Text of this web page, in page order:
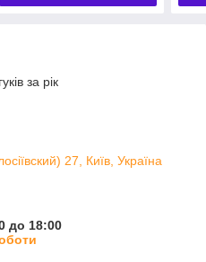
за рік
27, Київ, Україна
до 18:00